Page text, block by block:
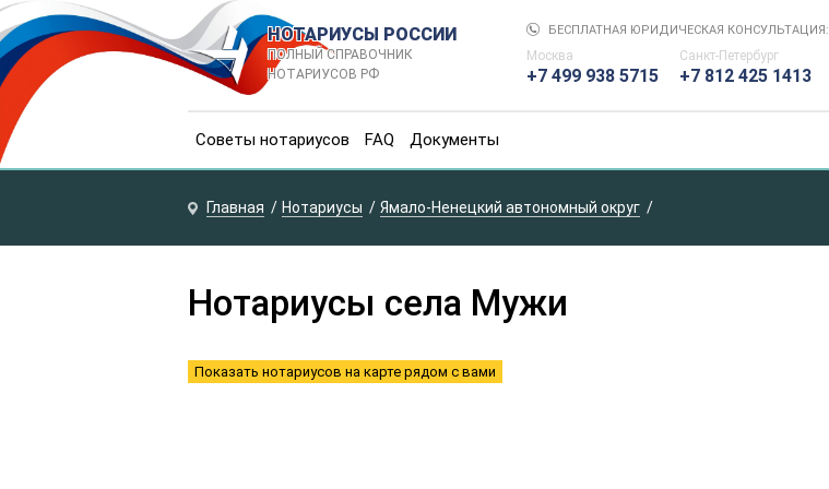
НОТАРИУСЫ РОССИИ
ПОЛНЫЙ СПРАВОЧНИК
НОТАРИУСОВ РФ
БЕСПЛАТНАЯ ЮРИДИЧЕСКАЯ КОНСУЛЬТАЦИЯ:
Москва
+7 499 938 5715
Санкт-Петербург
+7 812 425 1413
Советы нотариусов FAQ Документы
Главная Нотариусы Ямало-Ненецкий автономный округ
Нотариусы села Мужи
Показать нотариусов на карте рядом с вами